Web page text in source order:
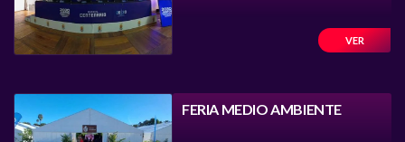
VER
FERIA MEDIO AMBIENTE